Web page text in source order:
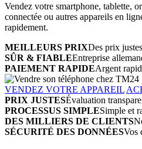
Vendez votre smartphone, tablette,
connectée ou autres appareils en
rapidement.
MEILLEURS PRIXDes prix
SÛR & FIABLEEntreprise
PAIEMENT RAPIDEArgent
VENDEZ VOTRE APPAREIL
PRIX JUSTESÉvaluation
PROCESSUS SIMPLESimple et
DES MILLIERS DE CLIENTS
SÉCURITÉ DES DONNÉESVos